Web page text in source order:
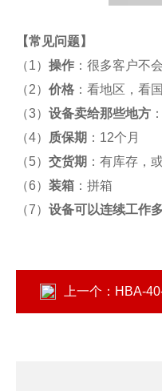
【常见问题】
（1） 操作 ：很多客户不
（2） 价格 ：看地区，看
（3） 设备卖给那些地方
（4）
质保期 ：12个月
（5） 交货期 ：有库存，
（6） 装箱 ：拼箱
（7） 设备可以连续工作
上一个： HBA-40-